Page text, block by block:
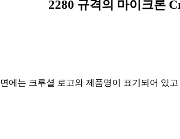
2280 규격의 마이크론
에는 크루셜 로고와 제품명이 표기되어